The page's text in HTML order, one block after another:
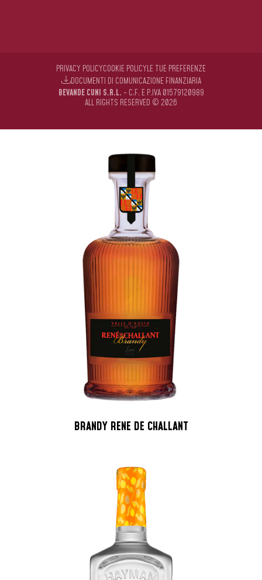
BEVANDE CUNI S.R.L. - C.F. E P.IVA 01579120989
ALL RIGHTS RESERVED © 2026
PRIVACY POLICYCOOKIE POLICYLE TUE PREFERENZE
DOCUMENTI DI COMUNICAZIONE FINANZIARIA
BRANDY RENE DE CHALLANT